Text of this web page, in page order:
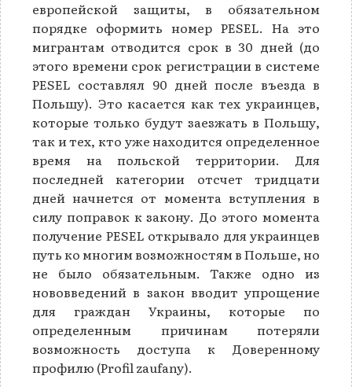
европейской защиты, в обязательном
порядке оформить номер PESEL. На это
мигрантам отводится срок в 30 дней (до
этого времени срок регистрации в системе
PESEL составлял 90 дней после въезда в
Польшу). Это касается как тех украинцев,
которые только будут заезжать в Польшу,
так и тех, кто уже находится определенное
время на польской территории. Для
последней категории отсчет тридцати
дней начнется от момента вступления в
силу поправок к закону. До этого момента
получение PESEL открывало для украинцев
путь ко многим возможностям в Польше, но
не было обязательным. Также одно из
нововведений в закон вводит упрощение
для граждан Украины, которые по
определенным причинам потеряли
возможность доступа к Доверенному
профилю (Profil zaufany).